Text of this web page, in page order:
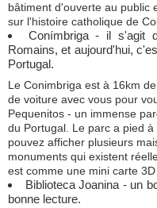
bâtiment d'ouverte au public
sur l'histoire catholique de
Conímbriga - il s'agit
Romains, et aujourd'hui,
Portugal.
Le Conimbriga est à 16km
de voiture avec vous pour
Pequenitos - un immense
du Portugal. Le parc a pied
pouvez afficher plusieurs
monuments qui existent
est comme une mini carte
Biblioteca Joanina - un
bonne lecture.